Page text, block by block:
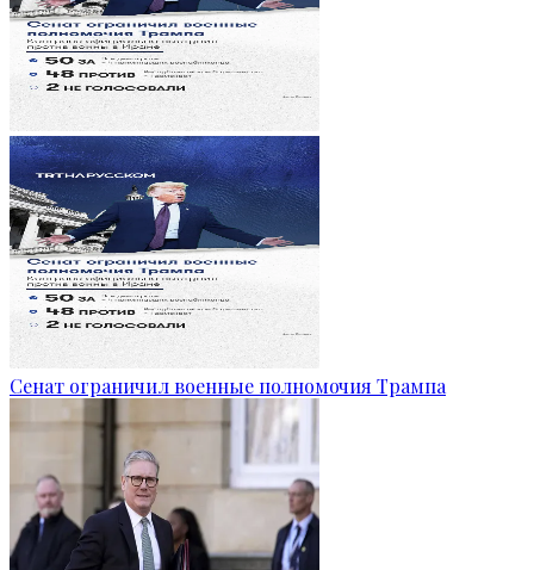
Сенат ограничил военные полномочия Трампа